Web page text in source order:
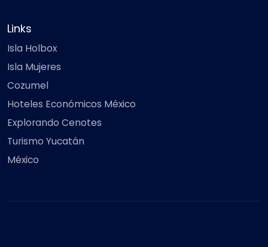
Links
Isla Holbox
Isla Mujeres
Cozumel
Hoteles Económicos México
Explorando Cenotes
Turismo Yucatán
México